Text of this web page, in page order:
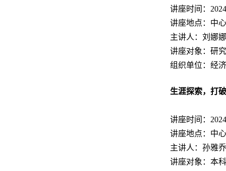
讲座时间：
讲座地点：中
主讲人：刘娜娜
讲座对象：研
组织单位：经
生涯探索，打
讲座时间：
讲座地点：中
主讲人：孙雅乔
讲座对象：本